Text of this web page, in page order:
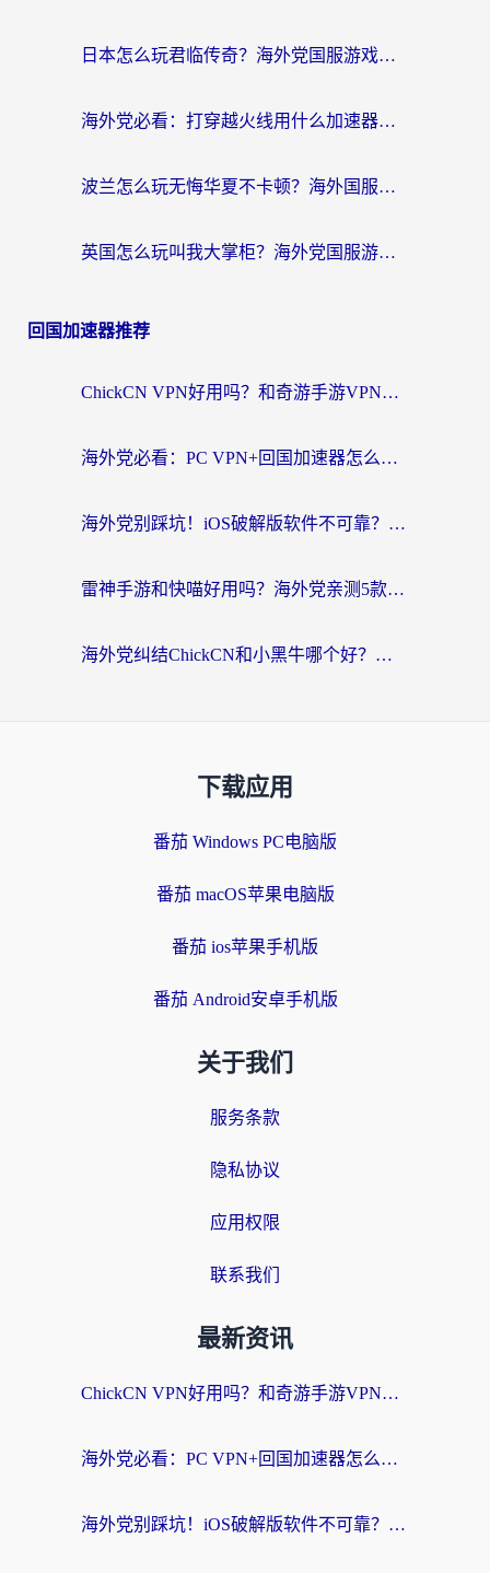
日本怎么玩君临传奇？海外党国服游戏加速避坑指南（附菲律宾欧洲玩家实测）
海外党必看：打穿越火线用什么加速器？解决延迟卡顿，还能玩奇妙拼图世界和第五人格
波兰怎么玩无悔华夏不卡顿？海外国服游戏加速器终极指南（附征途2萤火突击解决方案）
英国怎么玩叫我大掌柜？海外党国服游戏加速避坑指南（附实测推荐）
回国加速器推荐
ChickCN VPN好用吗？和奇游手游VPN对比哪个回国效果更好？海外党亲测实用指南
海外党必看：PC VPN+回国加速器怎么选？无缝访问国内资源全攻略
海外党别踩坑！iOS破解版软件不可靠？教你选对回国加速器无缝看国内资源
雷神手游和快喵好用吗？海外党亲测5款回国加速器，附斧牛Bling对比+微信视频号解决办法
海外党纠结ChickCN和小黑牛哪个好？一篇帮你选对回国加速器的实用指南
下载应用
番茄 Windows PC电脑版
番茄 macOS苹果电脑版
番茄 ios苹果手机版
番茄 Android安卓手机版
关于我们
服务条款
隐私协议
应用权限
联系我们
最新资讯
ChickCN VPN好用吗？和奇游手游VPN对比哪个回国效果更好？海外党亲测实用指南
海外党必看：PC VPN+回国加速器怎么选？无缝访问国内资源全攻略
海外党别踩坑！iOS破解版软件不可靠？教你选对回国加速器无缝看国内资源